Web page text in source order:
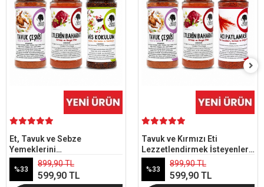
Et, Tavuk ve Sebze
Yemeklerini
Lezzetlendirmek İçin Özel
Baharat Karışımı Seti (3'lü
Pet Şişe)
%33
899,90 TL
599,90 TL
Tavuk ve Kırmızı Eti
Lezzetlendirmek İsteyenlere
Özel Baharat Karışımı Seti
(3'lü Pet Şişe)
%33
899,90 TL
599,90 TL